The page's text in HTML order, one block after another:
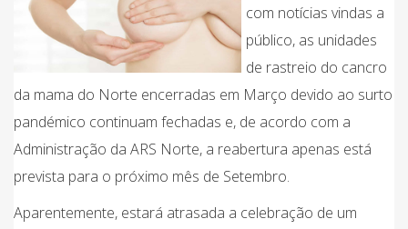
com notícias vindas a
público, as unidades
de rastreio do cancro
da mama do Norte encerradas em Março devido ao surto
pandémico continuam fechadas e, de acordo com a
Administração da ARS Norte, a reabertura apenas está
prevista para o próximo mês de Setembro.
Aparentemente, estará atrasada a celebração de um